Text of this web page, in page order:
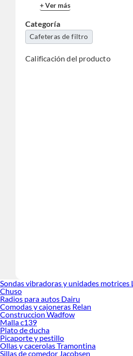
+ Ver más
Categoría
Cafeteras de filtro
Calificación del producto
Sondas vibradoras y unidades motrices
Chuso
Radios para autos Dairu
Comodas y cajoneras Relan
Construccion Wadfow
Malla c139
Plato de ducha
Picaporte y pestillo
Ollas y cacerolas Tramontina
Sillas de comedor Jacobsen